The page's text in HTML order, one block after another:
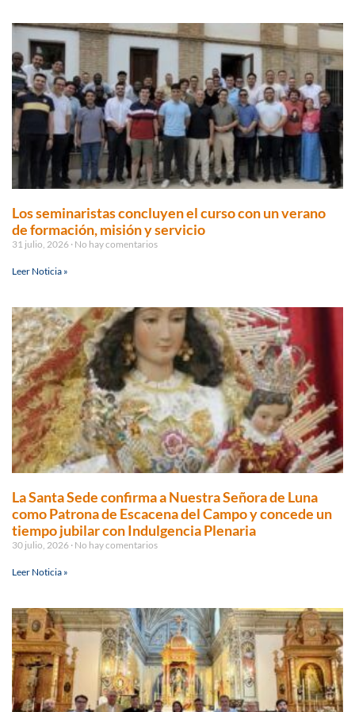
Los seminaristas concluyen el curso con un verano
de formación, misión y servicio
31 julio, 2026 No hay comentarios
Leer Noticia »
La Santa Sede confirma a Nuestra Señora de Luna
como Patrona de Escacena del Campo y concede un
tiempo jubilar con Indulgencia Plenaria
30 julio, 2026 No hay comentarios
Leer Noticia »